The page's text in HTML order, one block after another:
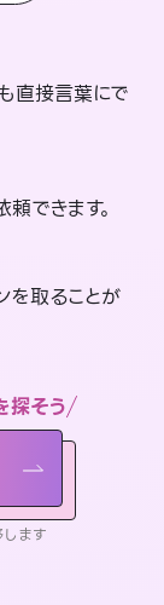
直接言葉にで
できます。
を取ることが
探そう
ます